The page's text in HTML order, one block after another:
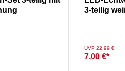
3-teilig
Preis reduziert von
UVP 22,99 €auf
7,00 €*